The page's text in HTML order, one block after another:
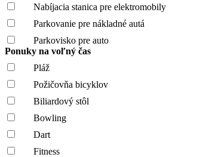
Nabíjacia stanica pre elektromobily
Parkovanie pre nákladné autá
Parkovisko pre auto
Ponuky na voľný čas
Pláž
Požičovňa bicyklov
Biliardový stôl
Bowling
Dart
Fitness